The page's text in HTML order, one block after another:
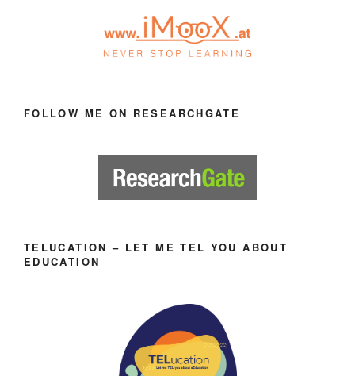
FOLLOW ME ON RESEARCHGATE
TELUCATION – LET ME TEL YOU ABOUT
EDUCATION